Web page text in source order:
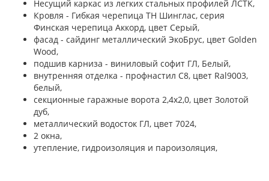
Несущий каркас из легких стальных профилей ЛСТК,
Кровля - Гибкая черепица ТН Шинглас, серия
Финская черепица Аккорд, цвет Серый,
фасад - сайдинг металлический ЭкоБрус, цвет Golden
Wood,
подшив карниза - виниловый софит ГЛ, Белый,
внутренняя отделка - профнастил С8, цвет Ral9003,
белый,
секционные гаражные ворота 2,4х2,0, цвет Золотой
дуб,
металлический водосток ГЛ, цвет 7024,
2 окна,
утепление, гидроизоляция и пароизоляция,